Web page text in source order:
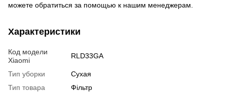
можете обратиться за помощью к нашим менеджерам.
Характеристики
Код модели
Xiaomi
RLD33GA
Тип уборки
Сухая
Тип товара
Фільтр